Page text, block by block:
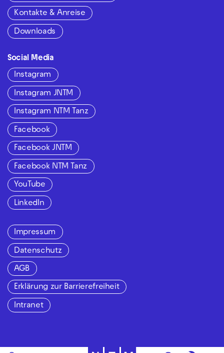
Kontakte & Anreise
Downloads
Social Media
Instagram
Instagram JNTM
Instagram NTM Tanz
Facebook
Facebook JNTM
Facebook NTM Tanz
YouTube
LinkedIn
Impressum
Datenschutz
AGB
Erklärung zur Barrierefreiheit
Intranet